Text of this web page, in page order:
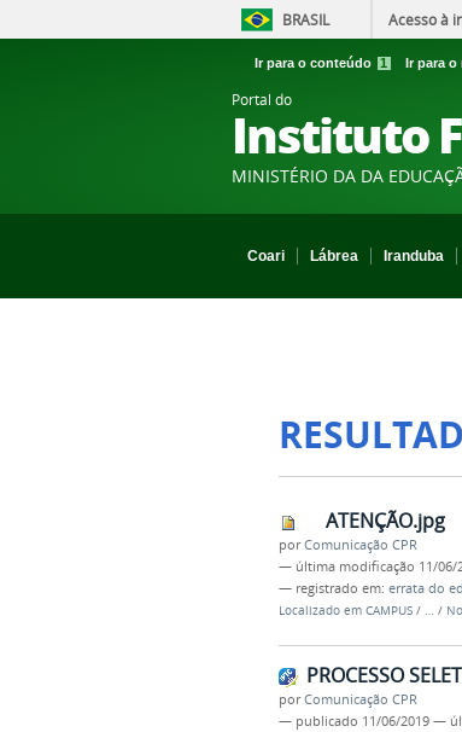
BRASIL Acesso à
Ir para o conteúdo 1 Ir para o
Portal do
Instituto
MINISTÉRIO DA DA
Coari
Lábrea Iranduba
ATENÇÃO.jpg
porComunicação CPR
— última modificação 11/06/
— registrado em: errata do
Localizado em CAMPUS / … /
PROCESSO
porComunicação CPR
— publicado 11/06/2019 —